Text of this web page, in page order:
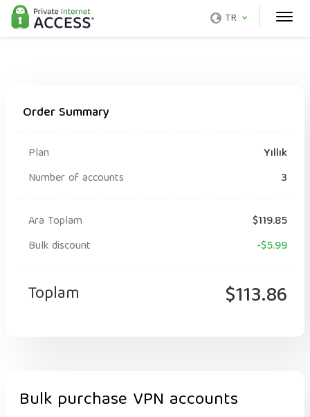
TR
Order Summary
Plan
Yıllık
Number of accounts
3
Ara Toplam
$119.85
Bulk discount
-$5.99
Toplam $113.86
Bulk purchase VPN accounts